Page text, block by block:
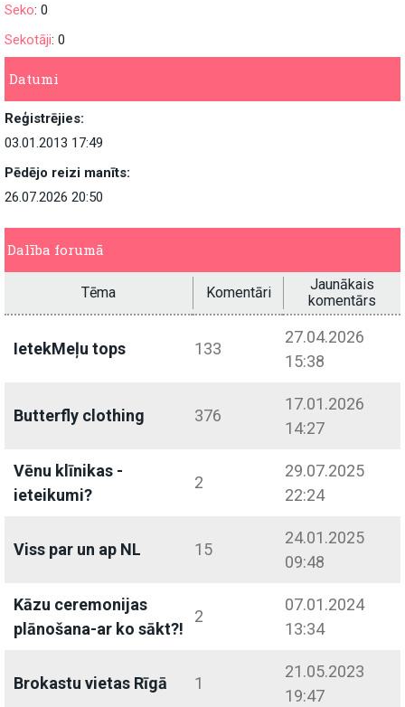
Seko: 0
Sekotāji: 0
Datumi
Reģistrējies:
03.01.2013 17:49
Pēdējo reizi manīts:
26.07.2026 20:50
Dalība forumā
Tēma Komentāri
Jaunākais
komentārs
IetekMeļu tops 133
27.04.2026
15:38
Butterfly clothing 376
17.01.2026
14:27
Vēnu klīnikas -
ieteikumi?
2
29.07.2025
22:24
Viss par un ap NL 15
24.01.2025
09:48
Kāzu ceremonijas
plānošana-ar ko sākt?!
2
07.01.2024
13:34
Brokastu vietas Rīgā 1
21.05.2023
19:47